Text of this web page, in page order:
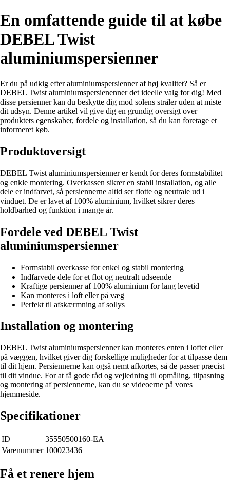
En omfattende guide til at købe
DEBEL Twist
aluminiumspersienner
Er du på udkig efter aluminiumspersienner af høj kvalitet? Så er
DEBEL Twist aluminiumspersienenner det ideelle valg for dig! Med
disse persienner kan du beskytte dig mod solens stråler uden at miste
dit udsyn. Denne artikel vil give dig en grundig oversigt over
produktets egenskaber, fordele og installation, så du kan foretage et
informeret køb.
Produktoversigt
DEBEL Twist aluminiumspersienner er kendt for deres formstabilitet
og enkle montering. Overkassen sikrer en stabil installation, og alle
dele er indfarvet, så persiennerne altid ser flotte og neutrale ud i
vinduet. De er lavet af 100% aluminium, hvilket sikrer deres
holdbarhed og funktion i mange år.
Fordele ved DEBEL Twist
aluminiumspersienner
Formstabil overkasse for enkel og stabil montering
Indfarvede dele for et flot og neutralt udseende
Kraftige persienner af 100% aluminium for lang levetid
Kan monteres i loft eller på væg
Perfekt til afskærmning af sollys
Installation og montering
DEBEL Twist aluminiumspersienner kan monteres enten i loftet eller
på væggen, hvilket giver dig forskellige muligheder for at tilpasse dem
til dit hjem. Persiennerne kan også nemt afkortes, så de passer præcist
til dit vindue. For at få gode råd og vejledning til opmåling, tilpasning
og montering af persiennerne, kan du se videoerne på vores
hjemmeside.
Specifikationer
ID
35550500160-EA
Varenummer 100023436
Få et renere hjem